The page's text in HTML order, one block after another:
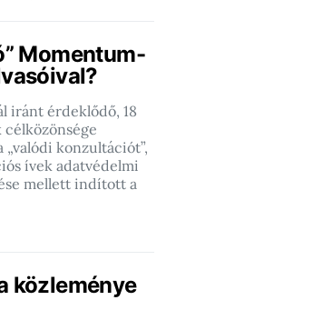
Momentum-
iránt érdeklődő, 18
konzultációt”,
ívek adatvédelmi
mellett indított a
közleménye